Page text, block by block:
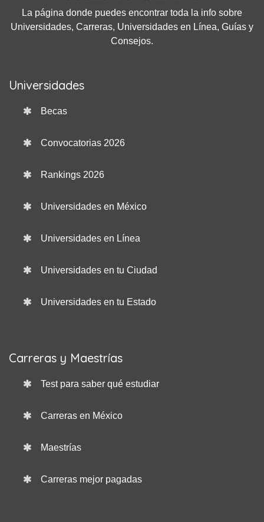
La página donde puedes encontrar toda la info sobre
Universidades, Carreras, Universidades en Línea, Guías y
Consejos.
Universidades
Becas
Convocatorias 2026
Rankings 2026
Universidades en México
Universidades en Línea
Universidades en tu Ciudad
Universidades en tu Estado
Carreras y Maestrías
Test para saber qué estudiar
Carreras en México
Maestrías
Carreras mejor pagadas